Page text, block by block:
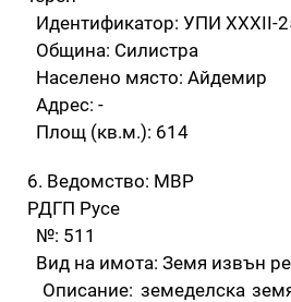
Идентификатор: УПИ XXXII-
Община: Силистра
Населено място: Айдемир
Адрес: -
Площ (кв.м.): 614
6. Ведомство: МВР
РДГП Русе
№: 511
Вид на имота: Земя извън
Описание: земеделска